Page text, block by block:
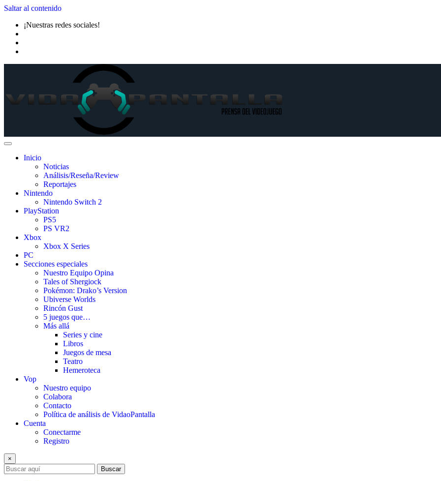
Saltar al contenido
¡Nuestras redes sociales!
Inicio
Noticias
Análisis/Reseña/Review
Reportajes
Nintendo
Nintendo Switch 2
PlayStation
PS5
PS VR2
Xbox
Xbox X Series
PC
Secciones especiales
Nuestro Equipo Opina
Tales of Shergiock
Pokémon: Drako’s Version
Ubiverse Worlds
Rincón Gust
5 juegos que…
Más allá
Series y cine
Libros
Juegos de mesa
Teatro
Hemeroteca
Vop
Nuestro equipo
Colabora
Contacto
Política de análisis de VidaoPantalla
Cuenta
Conectarme
Registro
×
Buscar